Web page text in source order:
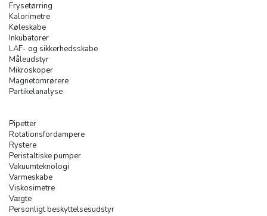
Frysetørring
Kalorimetre
Køleskabe
Inkubatorer
LAF- og sikkerhedsskabe
Måleudstyr
Mikroskoper
Magnetomrørere
Partikelanalyse
Pipetter
Rotationsfordampere
Rystere
Peristaltiske pumper
Vakuumteknologi
Varmeskabe
Viskosimetre
Vægte
Personligt beskyttelsesudstyr